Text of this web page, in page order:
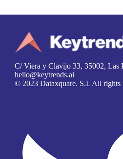
C/ Viera y Clavijo 33, 35002, Las
hello@keytrends.ai
© 2023 Dataxquare. S.L All rights